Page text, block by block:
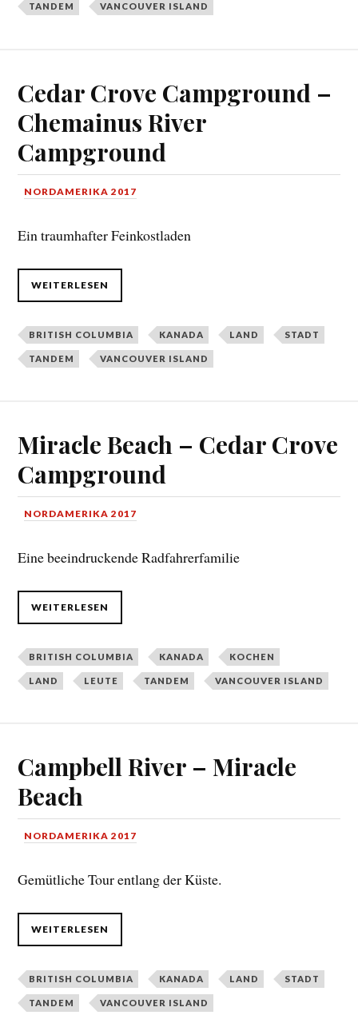
TANDEM VANCOUVER ISLAND
Cedar Crove Campground –
Chemainus River
Campground
NORDAMERIKA 2017
Ein traumhafter Feinkostladen
WEITERLESEN
BRITISH COLUMBIA KANADA LAND STADT
TANDEM VANCOUVER ISLAND
Miracle Beach – Cedar Crove
Campground
NORDAMERIKA 2017
Eine beeindruckende Radfahrerfamilie
WEITERLESEN
BRITISH COLUMBIA KANADA KOCHEN
LAND LEUTE TANDEM VANCOUVER ISLAND
Campbell River – Miracle
Beach
NORDAMERIKA 2017
Gemütliche Tour entlang der Küste.
WEITERLESEN
BRITISH COLUMBIA KANADA LAND STADT
TANDEM VANCOUVER ISLAND